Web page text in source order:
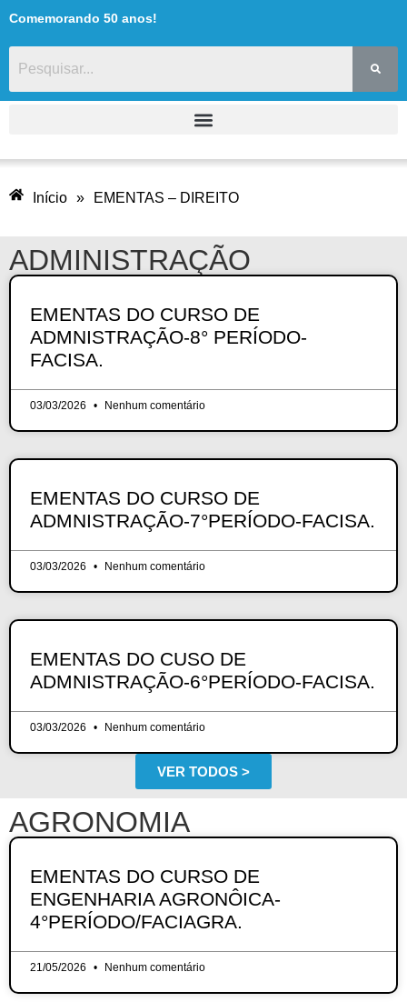
Comemorando 50 anos!
Início » EMENTAS – DIREITO
ADMINISTRAÇÃO
EMENTAS DO CURSO DE
ADMNISTRAÇÃO-8° PERÍODO-
FACISA.
03/03/2026 Nenhum comentário
EMENTAS DO CURSO DE
ADMNISTRAÇÃO-7°PERÍODO-FACISA.
03/03/2026 Nenhum comentário
EMENTAS DO CUSO DE
ADMNISTRAÇÃO-6°PERÍODO-FACISA.
03/03/2026 Nenhum comentário
VER TODOS >
AGRONOMIA
EMENTAS DO CURSO DE
ENGENHARIA AGRONÔICA-
4°PERÍODO/FACIAGRA.
21/05/2026 Nenhum comentário